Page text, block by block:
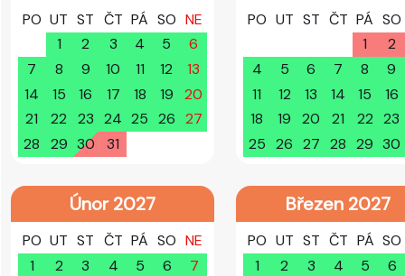
PO UT ST ČT PÁ SO NE
1
2 3 4 5
6
7
8 9 10 11 12
13
14
15 16 17 18 19
20
21
22 23 24 25 26 27
28
29 30 31
PO UT ST ČT PÁ SO
1
2
4
5 6 7 8
9
11
12 13 14 15
16
18
19 20 21 22 23
25 26 27 28 29 30
Únor 2027
PO UT ST ČT PÁ SO NE
1
2 3 4 5 6
7
Březen 2027
PO UT ST ČT PÁ SO
1
2 3 4 5
6